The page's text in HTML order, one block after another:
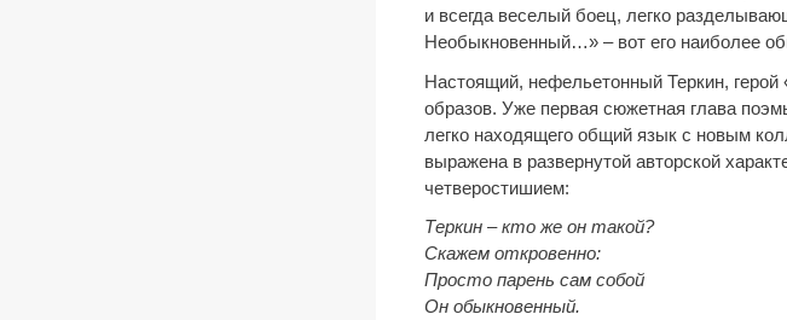
и всегда веселый боец, легко
Необыкновенный…» – вот его наиболее
Настоящий, нефельетонный Теркин,
образов. Уже первая сюжетная глава
легко находящего общий язык с новым
выражена в развернутой авторской
четверостишием:
Теркин – кто же он такой?
Скажем откровенно:
Просто парень сам собой
Он обыкновенный.